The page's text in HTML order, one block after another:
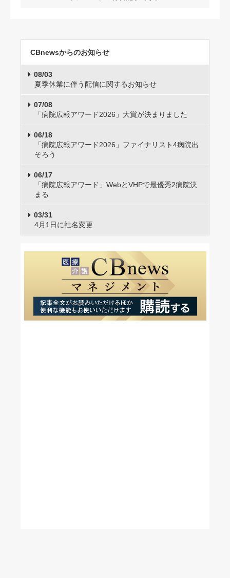
CBnewsからのお知らせ
08/03
夏季休業に伴う配信に関するお知らせ
07/08
「病院広報アワード2026」大賞が決まりました
06/18
「病院広報アワード2026」ファイナリスト4病院出
そろう
06/17
「病院広報アワード」WebとVHPで最優秀2病院決
まる
03/31
4月1日に社名変更